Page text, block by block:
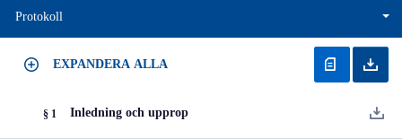
Protokoll
EXPANDERA ALLA
§ 1 Inledning och upprop